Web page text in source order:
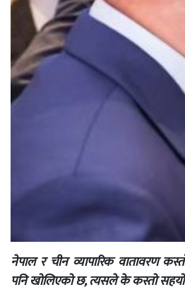
नेपाल र चीन व्यापारिक वातावरण
पनि खोलिएको छ, त्यसले के कस्तो